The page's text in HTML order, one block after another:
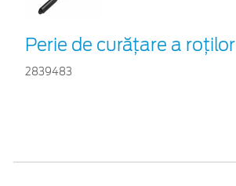
Perie de curățare a roților
2839483